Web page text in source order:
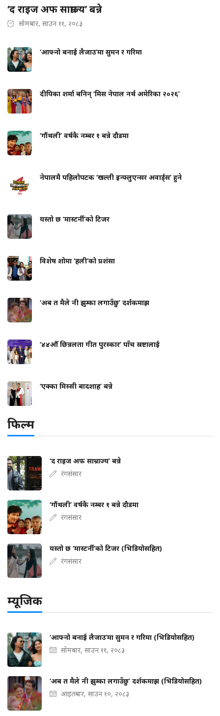
‘द राइज अफ साम्राज्य’ बन्ने
सोमबार, साउन ११, २०८३
‘आफ्नो बनाई लैजाउ’मा सुमन र गरिमा
दीपिका शर्मा बनिन् ‘मिस नेपाल नर्थ अमेरिका २०२६’
‘गौंथली’ वर्षकै नम्बर १ बन्ने दौडमा
नेपालमै पहिलोपटक ‘खल्ती इन्फ्लुएन्सर अवार्ड्स’ हुने
यस्तो छ ‘मास्टर्नी’को टिजर
विशेष शोमा ‘हली’को प्रशंसा
‘अब त मैले नी झुम्का लगाउँछु’ दर्शकमाझ
‘४४औँ छिन्नलता गीत पुरस्कार’ पाँच स्रष्टालाई
‘एक्का मिस्सी बादशाह’ बन्ने
फिल्म
‘द राइज अफ साम्राज्य’ बन्ने
रंगसंसार
‘गौंथली’ वर्षकै नम्बर १ बन्ने दौडमा
रंगसंसार
यस्तो छ ‘मास्टर्नी’को टिजर (भिडियोसहित)
रंगसंसार
म्यूजिक
‘आफ्नो बनाई लैजाउ’मा सुमन र गरिमा (भिडियोसहित)
सोमबार, साउन ११, २०८३
‘अब त मैले नी झुम्का लगाउँछु’ दर्शकमाझ (भिडियोसहित)
आइतबार, साउन १०, २०८३